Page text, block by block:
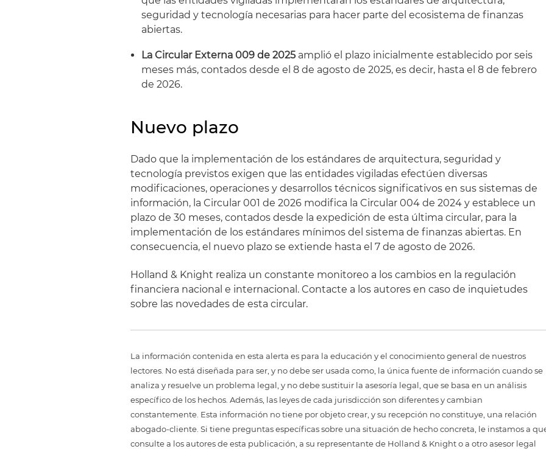
seguridad y tecnología necesarias para hacer parte del ecosistema de finanzas
abiertas.
La Circular Externa 009 de 2025 amplió el plazo inicialmente establecido por seis
meses más, contados desde el 8 de agosto de 2025, es decir, hasta el 8 de febrero
de 2026.
Nuevo plazo
Dado que la implementación de los estándares de arquitectura, seguridad y
tecnología previstos exigen que las entidades vigiladas efectúen diversas
modificaciones, operaciones y desarrollos técnicos significativos en sus sistemas de
información, la Circular 001 de 2026 modifica la Circular 004 de 2024 y establece un
plazo de 30 meses, contados desde la expedición de esta última circular, para la
implementación de los estándares mínimos del sistema de finanzas abiertas. En
consecuencia, el nuevo plazo se extiende hasta el 7 de agosto de 2026.
Holland & Knight realiza un constante monitoreo a los cambios en la regulación
financiera nacional e internacional. Contacte a los autores en caso de inquietudes
sobre las novedades de esta circular.
La información contenida en esta alerta es para la educación y el conocimiento general de nuestros
lectores. No está diseñada para ser, y no debe ser usada como, la única fuente de información cuando se
analiza y resuelve un problema legal, y no debe sustituir la asesoría legal, que se basa en un análisis
específico de los hechos. Además, las leyes de cada jurisdicción son diferentes y cambian
constantemente. Esta información no tiene por objeto crear, y su recepción no constituye, una relación
abogado-cliente. Si tiene preguntas específicas sobre una situación de hecho concreta, le instamos a
consulte a los autores de esta publicación, a su representante de Holland & Knight o a otro asesor legal